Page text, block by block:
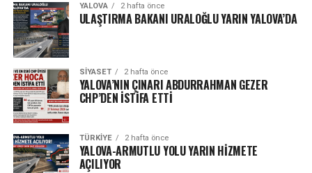
YALOVA 2 hafta önce
ULAŞTIRMA BAKANI URALOĞLU YARIN YALOVA’DA
SIYASET 2 hafta önce
YALOVA’NIN ÇINARI ABDURRAHMAN GEZER
CHP’DEN İSTİFA ETTİ
TÜRKIYE 2 hafta önce
YALOVA-ARMUTLU YOLU YARIN HİZMETE
AÇILIYOR